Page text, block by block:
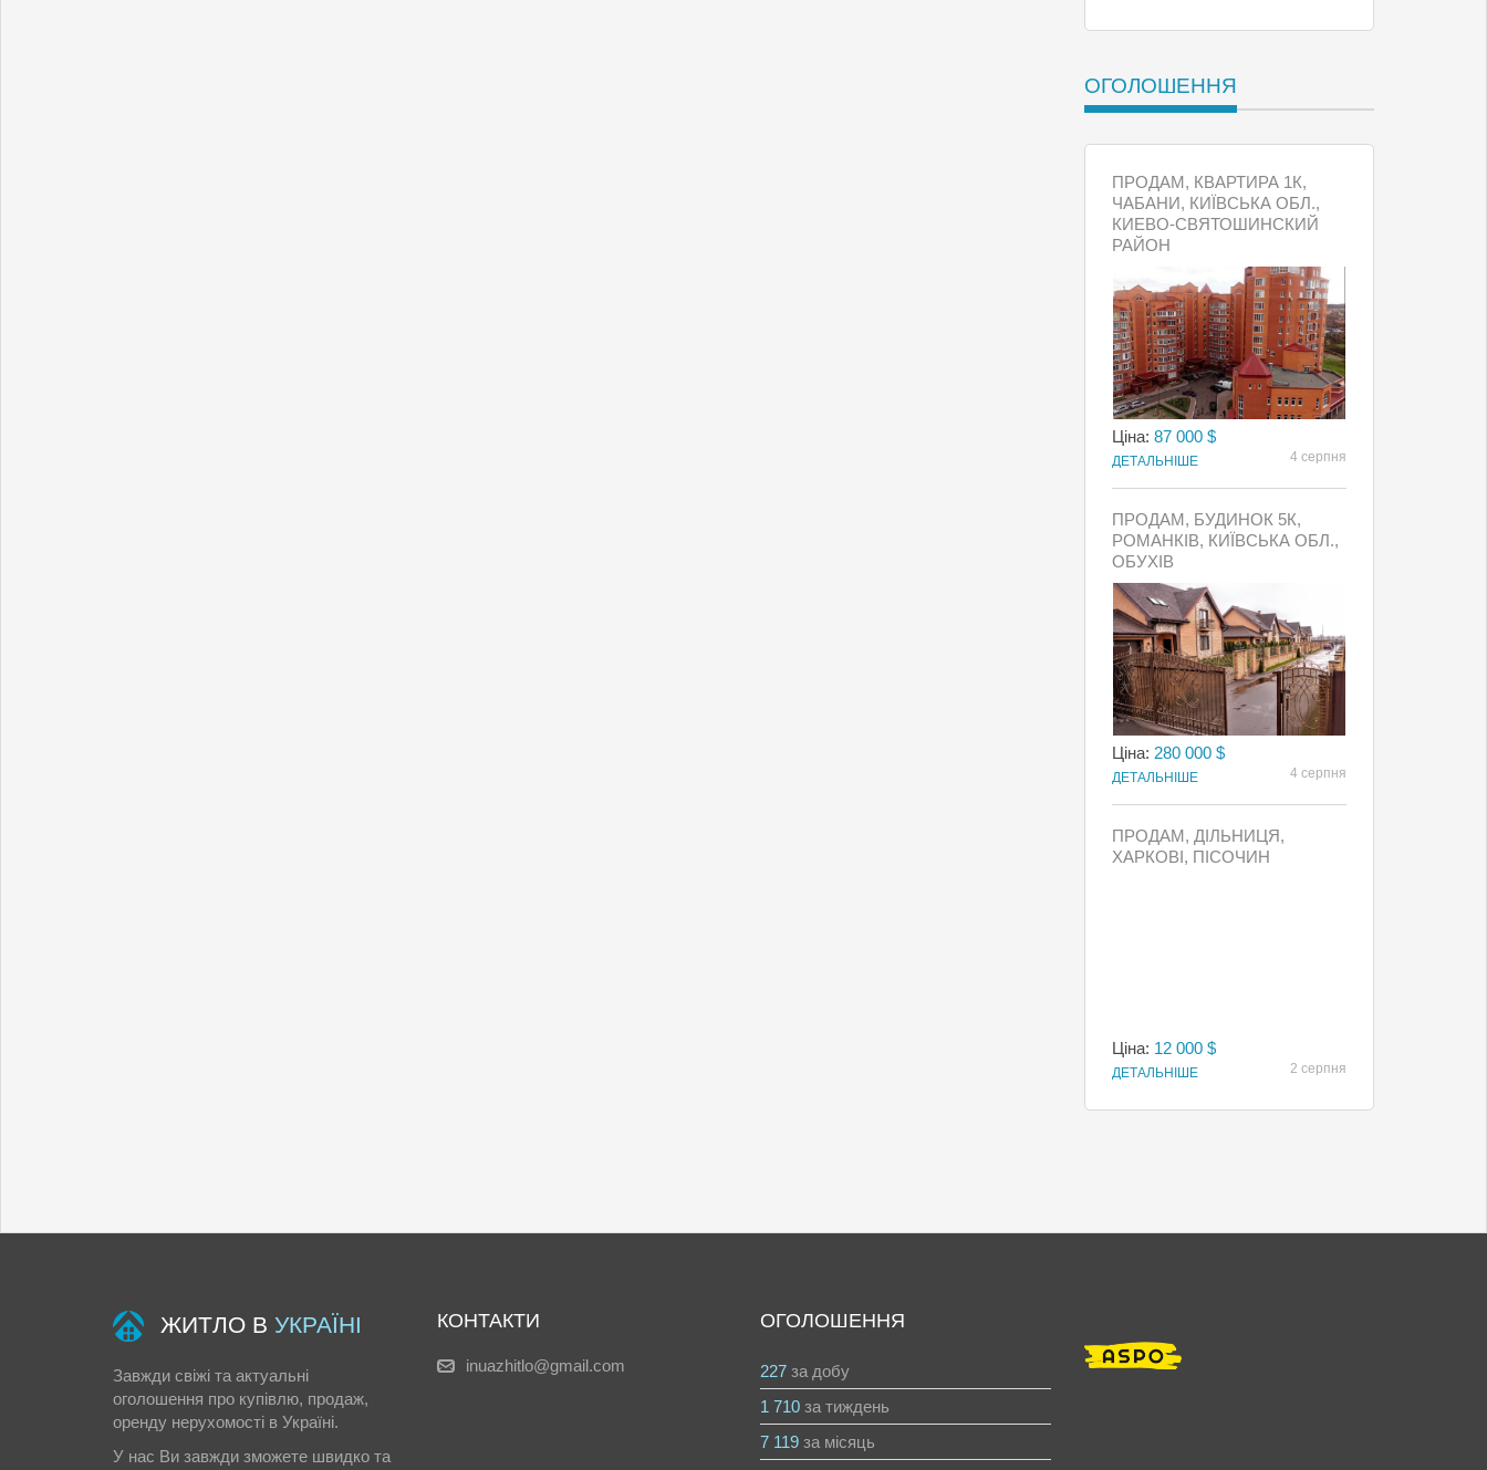
ОГОЛОШЕННЯ
ПРОДАМ, КВАРТИРА 1К,
ЧАБАНИ, КИЇВСЬКА ОБЛ.,
КИЕВО-СВЯТОШИНСКИЙ
РАЙОН
Ціна: 87 000 $
ДЕТАЛЬНІШЕ 4 серпня
ПРОДАМ, БУДИНОК 5К,
РОМАНКІВ, КИЇВСЬКА ОБЛ.,
ОБУХІВ
Ціна: 280 000 $
ДЕТАЛЬНІШЕ 4 серпня
ПРОДАМ, ДІЛЬНИЦЯ,
ХАРКОВІ, ПІСОЧИН
Ціна: 12 000 $
ДЕТАЛЬНІШЕ 2 серпня
ЖИТЛО В УКРАЇНІ
Завжди свіжі та актуальні
оголошення про купівлю, продаж,
оренду нерухомості в Україні.
У нас Ви завжди зможете швидко та
КОНТАКТИ
inuazhitlo@gmail.com
ОГОЛОШЕННЯ
227 за добу
1 710 за тиждень
7 119 за місяць